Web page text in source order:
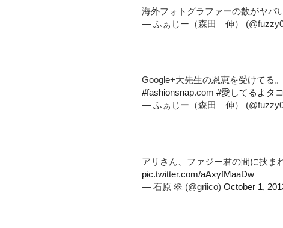
海外フォトグラファーの数がヤバ
— ふぁじー（森田 伸）
Google+大先生の恩恵を受けてる
#fashionsnap.com #愛してるよタ
— ふぁじー（森田 伸）
アリさん、ファジー君の間に挟ま
pic.twitter.com/aAxyfMaaDw
— 石原 翠 (@griico) October 1,